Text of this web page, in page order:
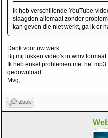
Ik heb verschillende YouTube-
slaagden allemaal zonder
kan geven die niet werkt, ga ik er
Dank voor uw werk.
Bij mij lukken video's in wmv
Ik heb enkel problemen met het
gedownload.
Mvg,
Zoek